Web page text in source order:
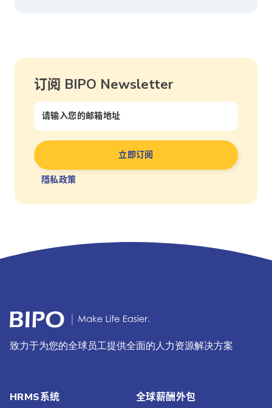
订阅 BIPO Newsletter
隱私政策
致力于为您的全球员工提供全面的人力资源解决方案
HRMS系统 全球薪酬外包